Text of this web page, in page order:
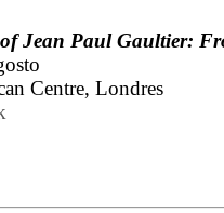
Jean Paul Gaultier:
Centre, Londres